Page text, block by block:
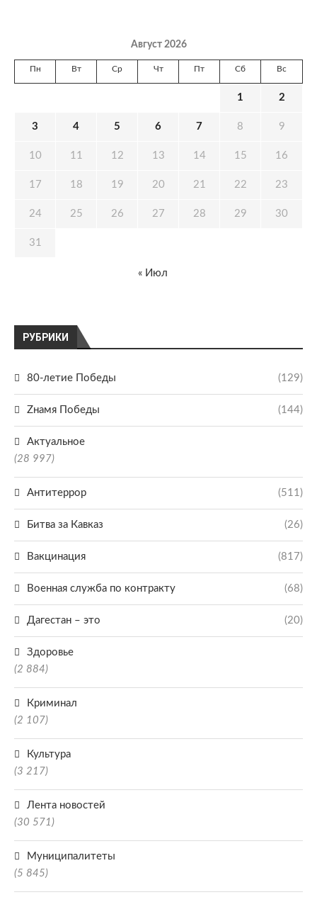
РУБРИКИ
80-летие Победы (129)
Zнамя Победы (144)
Актуальное
(28 997)
Антитеррор (511)
Битва за Кавказ (26)
Вакцинация (817)
Военная служба по контракту (68)
Дагестан – это (20)
Здоровье
(2 884)
Криминал
(2 107)
Культура
(3 217)
Лента новостей
(30 571)
Муниципалитеты
(5 845)
Август 2026
Пн Вт Ср Чт Пт Сб Вс
1 2
3 4 5 6 7 8 9
10 11 12 13 14 15 16
17 18 19 20 21 22 23
24 25 26 27 28 29 30
31
« Июл